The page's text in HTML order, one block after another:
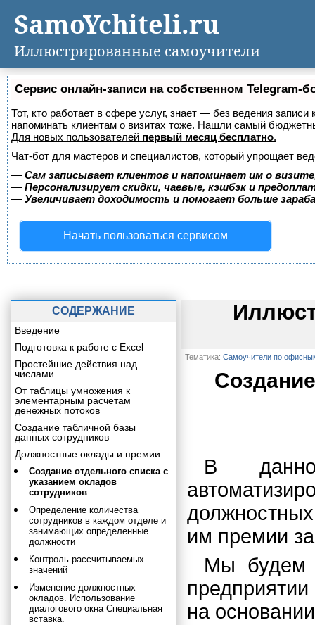
Сервис онлайн-записи на собственном Telegram-
Тот, кто работает в сфере услуг, знает — без ведения
напоминать клиентам о визитах тоже. Нашли самый
Для новых пользователей первый месяц бесплатно.
Чат-бот для мастеров и специалистов, который упрощает
— Сам записывает клиентов и напоминает им о
— Персонализирует скидки, чаевые, кэшбэк и
— Увеличивает доходимость и помогает больше
Начать пользоваться сервисом
Тематика: Самоучители по
В
им премии
Мы будем
на
СОДЕРЖАНИЕ
Введение
Подготовка к работе с Excel
Простейшие действия над
числами
От таблицы умножения к
элементарным расчетам
денежных потоков
Создание табличной базы
данных сотрудников
Должностные оклады и премии
Создание отдельного списка с
указанием окладов
сотрудников
Определение количества
сотрудников в каждом отделе и
занимающих определенные
должности
Контроль рассчитываемых
значений
Изменение должностных
окладов. Использование
диалогового окна Специальная
вставка.
SamoYchiteli.ru
Иллюстрированные самоучители